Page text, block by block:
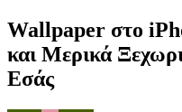
Wallpaper στο
και Μερικά
Εσάς